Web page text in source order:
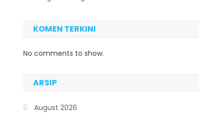
KOMEN TERKINI
No comments to show.
ARSIP
August 2026